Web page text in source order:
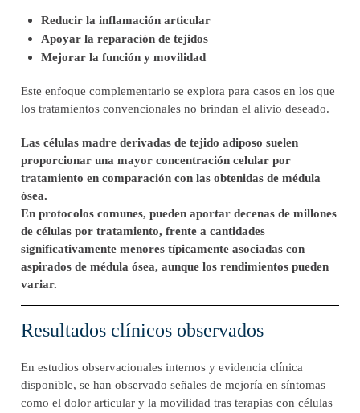
Reducir la inflamación articular
Apoyar la reparación de tejidos
Mejorar la función y movilidad
Este enfoque complementario se explora para casos en los que
los tratamientos convencionales no brindan el alivio deseado.
Las células madre derivadas de tejido adiposo suelen
proporcionar una mayor concentración celular por
tratamiento en comparación con las obtenidas de médula
ósea.
En protocolos comunes, pueden aportar decenas de millones
de células por tratamiento, frente a cantidades
significativamente menores típicamente asociadas con
aspirados de médula ósea, aunque los rendimientos pueden
variar.
Resultados clínicos observados
En estudios observacionales internos y evidencia clínica
disponible, se han observado señales de mejoría en síntomas
como el dolor articular y la movilidad tras terapias con células